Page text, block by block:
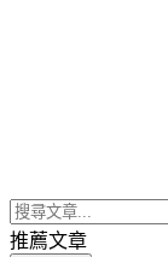
推薦文章